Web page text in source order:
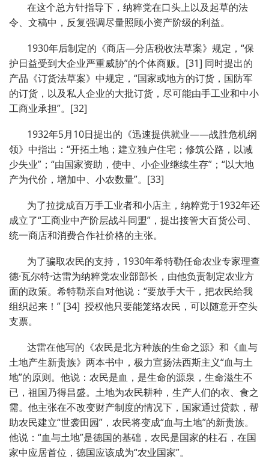
在这个总方针指导下，纳粹党在口头上以及起草的法
令、文稿中，反复强调尽量照顾小资产阶级的利益。
1930年后制定的《商店—分店税收法草案》规定，“保
护日益受到大企业严重威胁”的个体商贩。[31] 同时提出的
产品《订货法草案》中规定，“国家或地方的订货，国防军
的订货，以及私人企业的大批订货，尽可能由手工业和中小
工商业承担”。[32]
1932年5月10日提出的《迅速提供就业——战胜危机纲
领》中指出：“开拓土地；建立独户住宅；修筑公路，以减
少失业”；“由国家资助，使中、小企业继续生存”；“以大地
产为代价，增加中、小农数量”。[33]
为了拉拢成百万手工业者和小店主，纳粹党于1932年还
成立了“工商业中产阶层战斗同盟”，提出接管大百货公司、
统一商店和消费合作社价格的主张。
为了骗取农民的支持，1930年希特勒任命农业专家理查
德·瓦尔特·达雷为纳粹党农业部部长，由他负责制定农业方
面的政策。希特勒亲自对他说：“要放手大干，把农民给我
组织起来！” [34] 授权他只要能笼络农民，可以随意开空头
支票。
达雷在他写的《农民是北方种族的生命之源》和《血与
土地产生新贵族》两本书中，极力宣扬法西斯主义“血与土
地”的原则。他说：农民是血，是生命的源泉，生命滋生不
已，祖国乃得昌盛。土地为农民耕种，生产人们的衣、食之
需。他主张在不改变财产制度的情况下，国家通过贷款，帮
助农民建立“世袭田园”，农民将变成“血与土地”的新贵族。
他说：“血与土地”是德国的基础，农民是国家的柱石，在国
家中应居首位，德国应该成为“农业国家”。